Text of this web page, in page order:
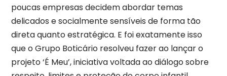
poucas empresas decidem abordar temas
delicados e socialmente sensíveis de forma tão
direta quanto estratégica. E foi exatamente isso
que o Grupo Boticário resolveu fazer ao lançar o
projeto ‘É Meu’, iniciativa voltada ao diálogo sobre